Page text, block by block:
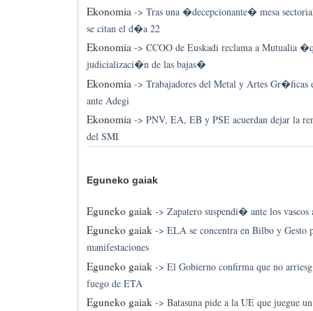
Ekonomia-> Tras una �decepcionante� mesa
se citan el d�a 22
Ekonomia-> CCOO de Euskadi reclama a Mutualia
judicializaci�n de las bajas�
Ekonomia -> Trabajadores del Metal y Artes Gr�ficas
ante Adegi
Ekonomia-> PNV, EA, EB y PSE acuerdan dejar la
del SMI
Eguneko gaiak
Eguneko gaiak-> Zapatero suspendi� ante los vascos
Eguneko gaiak-> ELA se concentra en Bilbo y Gesto
manifestaciones
Eguneko gaiak -> El Gobierno confirma que no
fuego de ETA
Eguneko gaiak-> Batasuna pide a la UE que juegue